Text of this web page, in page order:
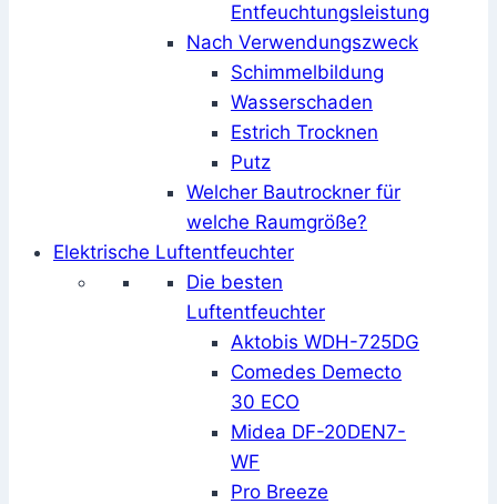
Entfeuchtungsleistung
Nach Verwendungszweck
Schimmelbildung
Wasserschaden
Estrich Trocknen
Putz
Welcher Bautrockner für
welche Raumgröße?
Elektrische Luftentfeuchter
Die besten
Luftentfeuchter
Aktobis WDH-725DG
Comedes Demecto
30 ECO
Midea DF-20DEN7-
WF
Pro Breeze